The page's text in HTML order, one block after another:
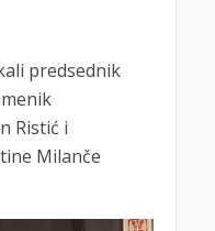
predsednik
Ristić i
Milanče